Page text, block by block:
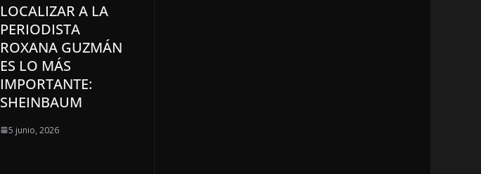
LOCALIZAR A LA
PERIODISTA
ROXANA GUZMÁN
ES LO MÁS
IMPORTANTE:
SHEINBAUM
5 junio, 2026